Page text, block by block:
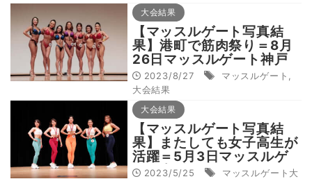
大会結果
【マッスルゲート写真結
果】港町で筋肉祭り＝8月
26日マッスルゲート神戸
2023/8/27 マッスルゲート
大会結果
大会結果
【マッスルゲート写真結
果】またしても女子高生が
活躍＝5月3日マッスルゲ
ート大阪
2023/5/25
マッスルゲート大